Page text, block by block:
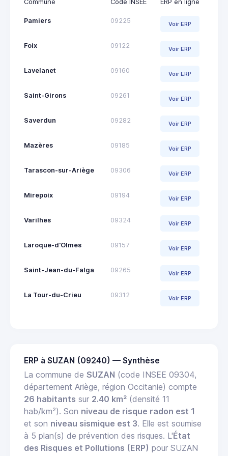
Commune Code INSEE ERP en ligne
Pamiers 09225 Voir ERP
Foix 09122 Voir ERP
Lavelanet 09160 Voir ERP
Saint-Girons 09261 Voir ERP
Saverdun 09282 Voir ERP
Mazères 09185 Voir ERP
Tarascon-sur-Ariège 09306 Voir ERP
Mirepoix 09194 Voir ERP
Varilhes 09324 Voir ERP
Laroque-d'Olmes 09157 Voir ERP
Saint-Jean-du-Falga 09265 Voir ERP
La Tour-du-Crieu 09312 Voir ERP
ERP à SUZAN (09240) — Synthèse
La commune de SUZAN (code INSEE 09304,
département Ariège, région Occitanie) compte
26 habitants sur 2.40 km² (densité 11
hab/km²). Son niveau de risque radon est 1
et son niveau sismique est 3. Elle est soumise
à 5 plan(s) de prévention des risques. L'État
des Risques et Pollutions (ERP) pour SUZAN